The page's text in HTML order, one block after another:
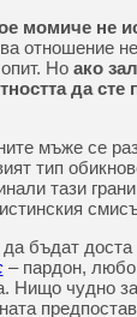
момиче не
отношение
Ноако
да
мъже се
тип
тази
да бъдат
– пардон,
Нищо чудно